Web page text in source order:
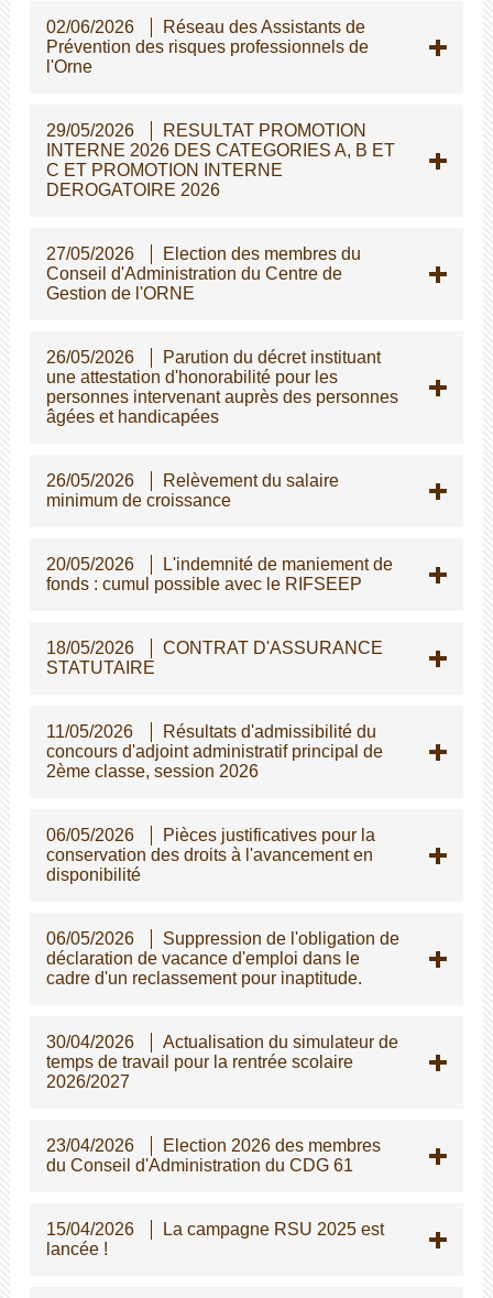
02/06/2026
Réseau des Assistants de
Prévention des risques professionnels de
l'Orne
29/05/2026
RESULTAT PROMOTION
INTERNE 2026 DES CATEGORIES A, B ET
C ET PROMOTION INTERNE
DEROGATOIRE 2026
27/05/2026
Election des membres du
Conseil d'Administration du Centre de
Gestion de l'ORNE
26/05/2026
Parution du décret instituant
une attestation d'honorabilité pour les
personnes intervenant auprès des personnes
gées et handicapées
26/05/2026
Relèvement du salaire
minimum de croissance
20/05/2026
L'indemnité de maniement de
fonds : cumul possible avec le RIFSEEP
18/05/2026
CONTRAT D'ASSURANCE
STATUTAIRE
11/05/2026
Résultats d'admissibilité du
concours d'adjoint administratif principal de
2ème classe, session 2026
06/05/2026
Pièces justificatives pour la
conservation des droits à l'avancement en
disponibilité
06/05/2026
Suppression de l'obligation de
déclaration de vacance d'emploi dans le
cadre d'un reclassement pour inaptitude.
30/04/2026
Actualisation du simulateur de
temps de travail pour la rentrée scolaire
2026/2027
23/04/2026
Election 2026 des membres
du Conseil d'Administration du CDG 61
15/04/2026
La campagne RSU 2025 est
lancée !